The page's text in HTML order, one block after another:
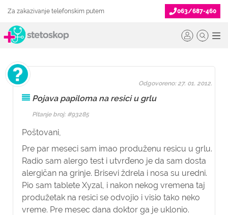
Za zakazivanje telefonskim putem 063/687-460
Pojava papiloma na resici u grlu
Pitanje broj: #93285
Poštovani,
Pre par meseci sam imao produženu resicu u grlu.
Radio sam alergo test i utvrđeno je da sam dosta
alergičan na grinje. Brisevi ždrela i nosa su uredni.
Pio sam tablete Xyzal, i nakon nekog vremena taj
produžetak na resici se odvojio i visio tako neko
vreme. Pre mesec dana doktor ga je uklonio.
Odgovoreno: 27. 01. 2012.